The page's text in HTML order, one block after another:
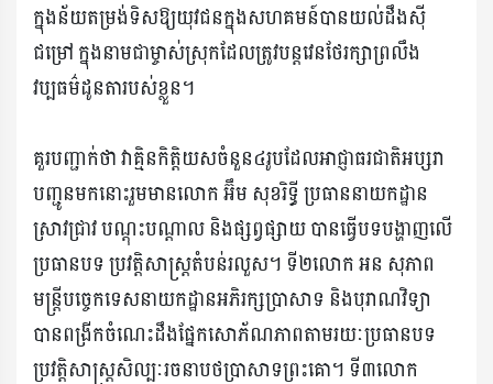
ក្នុងន័យតម្រង់ទិសឱ្យយុវជនក្នុងសហគមន៍បានយល់ដឹងស៊ី
ជម្រៅ ក្នុងនាមជាម្ចាស់ស្រុកដែលត្រូវបន្តវេនថែរក្សាព្រលឹង
វប្បធម៌ដូនតារបស់ខ្លួន។
គួរបញ្ជាក់ថា វាគ្មិនកិត្តិយសចំនួន៤រូបដែលអាជ្ញាធរជាតិអប្សរា
បញ្ជូនមកនោះរួមមានលោក អ៊ឹម សុខរិទ្ធី ប្រធាននាយកដ្ឋាន
ស្រាវជ្រាវ បណ្តុះបណ្តាល និងផ្សព្វផ្សាយ បានធ្វើបទបង្ហាញលើ
ប្រធានបទ ប្រវត្តិសាស្ត្រតំបន់រលួស។ ទី២លោក អន សុភាព
មន្ត្រីបច្ចេកទេសនាយកដ្ឋានអភិរក្សប្រាសាទ និងបុរាណវិទ្យា
បានពង្រីកចំណេះដឹងផ្នែកសោភ័ណភាពតាមរយៈប្រធានបទ
ប្រវត្តិសាស្ត្រសិល្បៈរចនាបថប្រាសាទព្រះគោ។ ទី៣លោក